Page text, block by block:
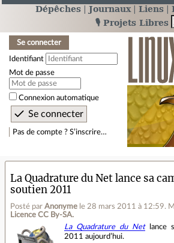
Dépêches Journaux Liens
🎙️ Projets Libres
Se connecter
Identifiant
Mot de passe
Connexion automatique
Pas de compte ? S’inscrire…
La Quadrature du Net lance sa
soutien 2011
Posté par Anonyme le 28 mars 2011 à 12:59.
Licence CC By‑SA.
La Quadrature du Netlance
2011 aujourd’hui.